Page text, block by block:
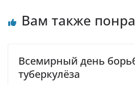
Вам также
Всемирный день
туберкулёза